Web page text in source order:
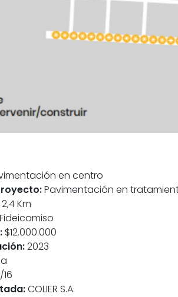
en centro
Pavimentación en
2,4 Km
Fideicomiso
$12.000.000
2023
16
COLIER S.A.